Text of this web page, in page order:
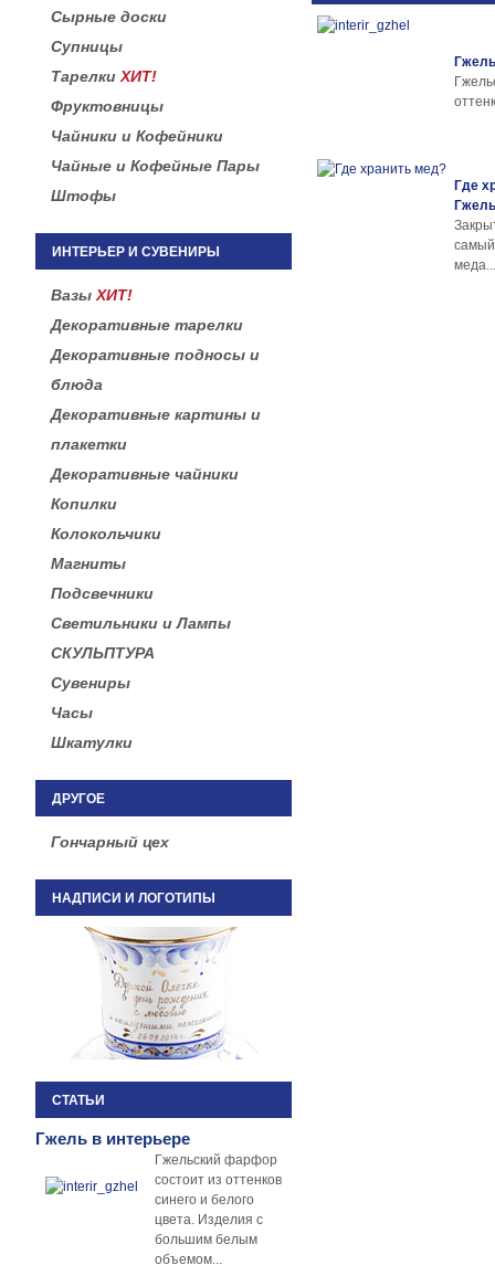
Сырные доски
Супницы
Тарелки ХИТ!
Фруктовницы
Чайники и Кофейники
Чайные и Кофейные Пары
Штофы
ИНТЕРЬЕР И СУВЕНИРЫ
Вазы ХИТ!
Декоративные тарелки
Декоративные подносы и
блюда
Декоративные картины и
плакетки
Декоративные чайники
Копилки
Колокольчики
Магниты
Подсвечники
Светильники и Лампы
СКУЛЬПТУРА
Сувениры
Часы
Шкатулки
ДРУГОЕ
Гончарный цех
НАДПИСИ И ЛОГОТИПЫ
СТАТЬИ
Гжель в интерьере
Гжельский фарфор
состоит из оттенков
синего и белого
цвета. Изделия с
большим белым
объемом...
Где
Гжель
меда...